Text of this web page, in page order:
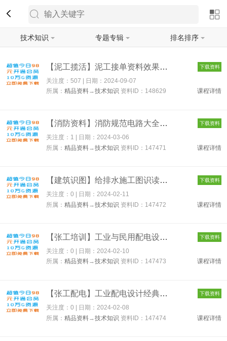
技术知识 专题专辑 排名排序
【泥工揽活】泥工接单资料效果图全集 148629 下载资料
关注度：507 | 日期： 2024-09-07
所属：精品资料→技术知识 资料ID：148629 课程详情
【消防资料】消防规范电路大全消防厂家资料大全 147471 下载资料
关注度：1 | 日期：2024-03-06
所属：精品资料→技术知识 资料ID：147471 课程详情
【建筑识图】给排水施工图识读（案例实战） 147472 下载资料
关注度：0 | 日期：2024-02-11
所属：精品资料→技术知识 资料ID：147472 课程详情
【张工培训】工业与民用配电设计之高压一次设计 147473 下载资料
关注度：0 | 日期： 2024-02-10
所属：精品资料→技术知识 资料ID：147473 课程详情
【张工配电】工业配电设计经典课 147474 下载资料
关注度：0 | 日期：2024-02-08
所属：精品资料→技术知识 资料ID：147474 课程详情